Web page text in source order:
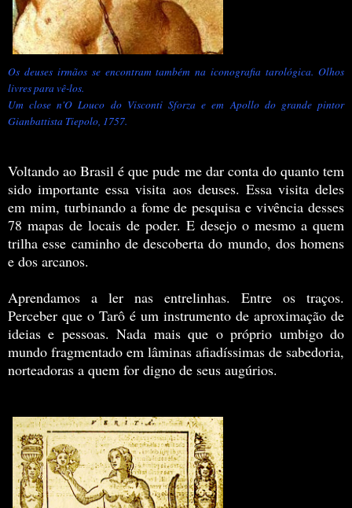
Os deuses irmãos se encontram também na iconografia tarológica. Olhos
livres para vê-los.
Um close n'O Louco do Visconti Sforza e em Apollo do grande pintor
Gianbattista Tiepolo, 1757.
Voltando ao Brasil é que pude me dar conta do quanto tem
sido importante essa visita aos deuses. Essa visita deles
em mim, turbinando a fome de pesquisa e vivência desses
78 mapas de locais de poder. E desejo o mesmo a quem
trilha esse caminho de descoberta do mundo, dos homens
e dos arcanos.
Aprendamos a ler nas entrelinhas. Entre os traços.
Perceber que o Tarô é um instrumento de aproximação de
ideias e pessoas. Nada mais que o próprio umbigo do
mundo fragmentado em lâminas afiadíssimas de sabedoria,
norteadoras a quem for digno de seus augúrios.